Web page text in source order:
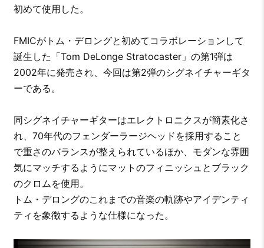
初めて使用した。
FMICがトム・デロングと初めてコラボレーションして
誕生した「Tom DeLonge Stratocaster」の第1弾は
2002年に発売され、今回は第2弾のシグネイチャーギタ
ーである。
同シグネイチャーギターはエレクトロニクスが簡素化さ
れ、70年代のフェンダーラージヘッドを採用すること
で重さのバランスが整えられているほか、モダンな雰囲
気にマッチするようにマットのフィニッシュとブラック
のクロムを使用。
トム・デロングのこれまでの音楽の軌跡やアイデンティ
ティを象徴するような仕様になった。